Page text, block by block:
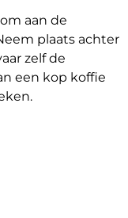
aan de
plaats achter
zelf de
een kop koffie